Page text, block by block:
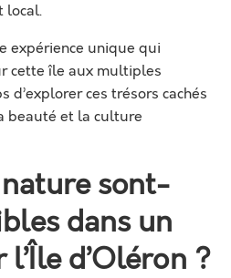
local.
expérience unique qui
cette île aux multiples
d’explorer ces trésors cachés
beauté et la culture
sont-
dans un
d’Oléron ?